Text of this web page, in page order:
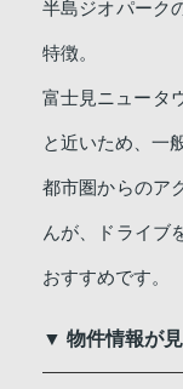
半島ジオパーク
特徴。
富士見ニュータ
と近いため、一
都市圏からのア
んが、ドライブ
おすすめです。
▼ 物件情報が